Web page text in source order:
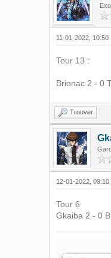
11-01-2022, 10:50
Tour 13 :
Brionac 2 - 0
Trouver
12-01-2022, 09:10
Tour 6
Gkaiba 2 - 0